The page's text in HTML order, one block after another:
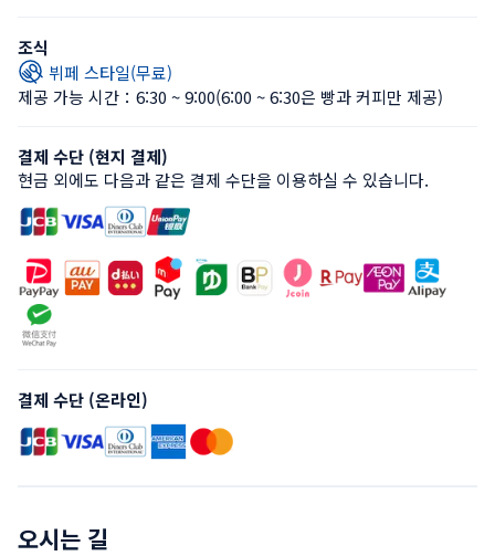
조식
뷔페 스타일(무료)
제공 가능 시간：6:30 ~ 9:00(6:00 ~ 6:30은 빵과 커피만 제공)
결제 수단 (현지 결제)
현금 외에도 다음과 같은 결제 수단을 이용하실 수 있습니다.
결제 수단 (온라인)
오시는 길